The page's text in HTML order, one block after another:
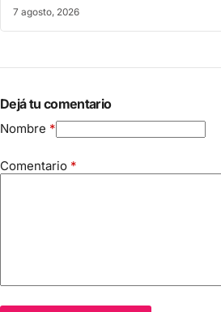
7 agosto, 2026
Dejá tu comentario
Nombre *
Comentario *